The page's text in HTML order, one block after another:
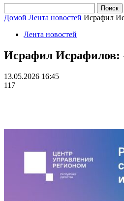
Домой Лента новостей Исрафил
Лента новостей
Исрафил Исрафилов:
13.05.2026 16:45
117